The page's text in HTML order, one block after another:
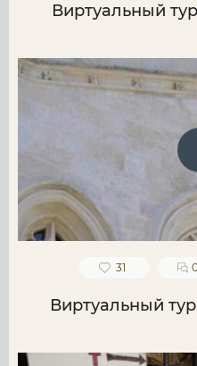
Виртуальный
31
Виртуальный